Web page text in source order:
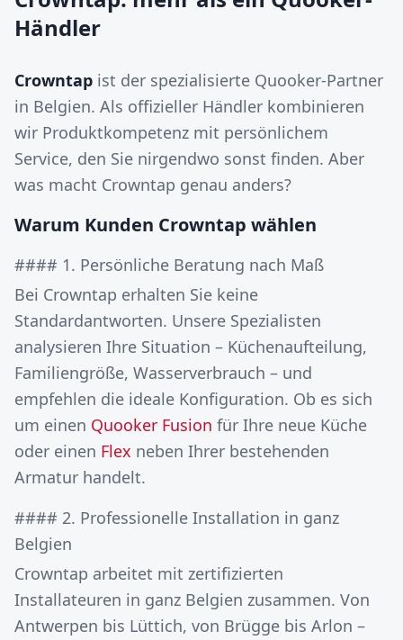
Händler
Crowntap ist der spezialisierte Quooker-Partner
in Belgien. Als offizieller Händler kombinieren
wir Produktkompetenz mit persönlichem
Service, den Sie nirgendwo sonst finden. Aber
was macht Crowntap genau anders?
Warum Kunden Crowntap wählen
#### 1. Persönliche Beratung nach Maß
Bei Crowntap erhalten Sie keine
Standardantworten. Unsere Spezialisten
analysieren Ihre Situation – Küchenaufteilung,
Familiengröße, Wasserverbrauch – und
empfehlen die ideale Konfiguration. Ob es sich
um einen Quooker Fusion für Ihre neue Küche
oder einen Flex neben Ihrer bestehenden
Armatur handelt.
#### 2. Professionelle Installation in ganz
Belgien
Crowntap arbeitet mit zertifizierten
Installateuren in ganz Belgien zusammen. Von
Antwerpen bis Lüttich, von Brügge bis Arlon –